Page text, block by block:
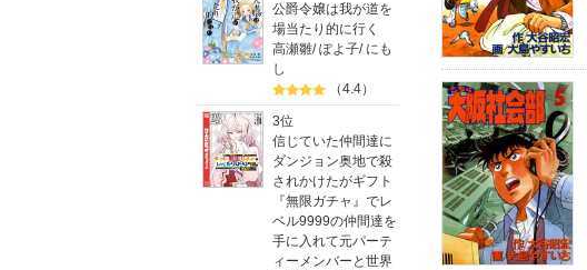
公爵令嬢は我が道を
場当たり的に行く
高瀬雛/ぽよ子/ にも
し
（4.4）
3位
信じていた仲間達に
ダンジョン奥地で殺
されかけたがギフト
『無限ガチャ』でレ
ベル9999の仲間達を
手に入れて元パーテ
ィーメンバーと世界